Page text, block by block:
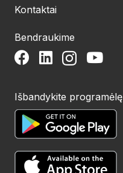
Kontaktai
Bendraukime
Išbandykite programėlę